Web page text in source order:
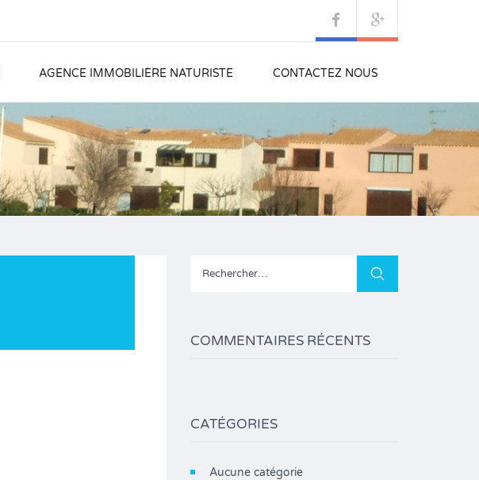
AGENCE IMMOBILIÈRE NATURISTE CONTACTEZ NOUS
Rechercher :
COMMENTAIRES RÉCENTS
CATÉGORIES
Aucune catégorie